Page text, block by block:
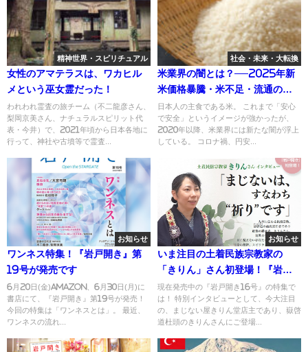
精神世界・スピリチュアル
女性のアマテラスは、ワカヒル
メという巫女霊だった！
われわれ霊査の旅チーム（不二龍彦さん、
梨岡京美さん、ナチュラルスピリット代
表・今井）で、2021年頃から日本各地に
行って、神社や古墳等で霊査...
社会・未来・大転換
米業界の闇とは？──2025年新
米価格暴騰・米不足・流通の不
透明さを徹底解説
日本人の主食である米。 これまで「安心
で安全」というイメージが強かったが、
2020年以降、米業界には新たな闇が浮上
している。 コロナ禍、円安...
お知らせ
ワンネス特集！『岩戸開き』第
19号が発売です
6月20日(金)Amazon、6月30日(月)に
書店にて、『岩戸開き』第19号が発売！
今回の特集は「ワンネスとは」。 最近、
ワンネスの流れ...
お知らせ
いま注目の土着民族宗教家の
「きりん」さん初登場！『岩戸
開き16号』
現在発売中の『岩戸開き16号』の特集で
は！ 特別インタビューとして、今大注目
の、まじない屋きりん堂店主であり、嶽啓
道杜頭のきりんさんにご登場...